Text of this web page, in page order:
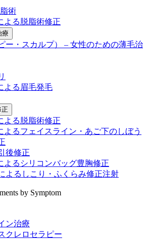
術
よる脱脂術修正
療
ー・スカルプ） – 女性のための薄毛治
よる眉毛発毛
よる脱脂術修正
よるフェイスライン・あご下のしぼう
後修正
よるシリコンバッグ豊胸修正
よるしこり・ふくらみ修正注射
by Symptom
ン治療
クレロセラピー